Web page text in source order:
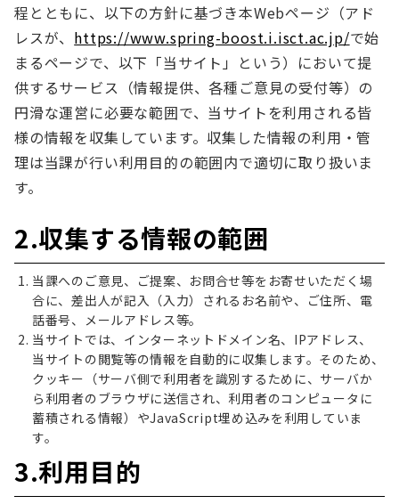
程とともに、以下の方針に基づき本Webページ（アド
レスが、 https://www.spring-boost.i.isct.ac.jp/で始
まるページで、以下「当サイト」という）において提
供するサービス（情報提供、各種ご意見の受付等）の
円滑な運営に必要な範囲で、当サイトを利用される皆
様の情報を収集しています。収集した情報の利用・管
理は当課が行い利用目的の範囲内で適切に取り扱いま
す。
2.収集する情報の範囲
当課へのご意見、ご提案、お問合せ等をお寄せいただく場
合に、差出人が記入（入力）されるお名前や、ご住所、電
話番号、メールアドレス等。
当サイトでは、インターネットドメイン名、IPアドレス、
当サイトの閲覧等の情報を自動的に収集します。そのため、
クッキー（サーバ側で利用者を識別するために、サーバか
ら利用者のブラウザに送信され、利用者のコンピュータに
蓄積される情報）やJavaScript埋め込みを利用していま
す。
3.利用目的